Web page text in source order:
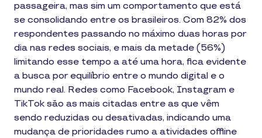
passageira, mas sim um comportamento que está
se consolidando entre os brasileiros. Com 82% dos
respondentes passando no máximo duas horas por
dia nas redes sociais, e mais da metade (56%)
limitando esse tempo a até uma hora, fica evidente
a busca por equilíbrio entre o mundo digital e o
mundo real. Redes como Facebook, Instagram e
TikTok são as mais citadas entre as que vêm
sendo reduzidas ou desativadas, indicando uma
mudança de prioridades rumo a atividades offline